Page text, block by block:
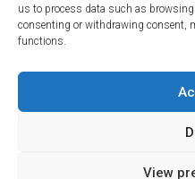
us to process data such as
consenting or withdrawing consent,
functions.
View